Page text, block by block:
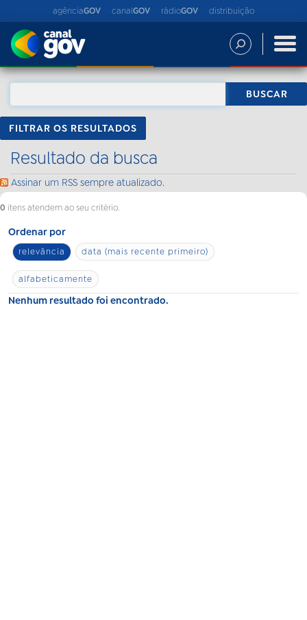
agênciaGOV canalGOV rádioGOV distribuição
FILTRAR OS RESULTADOS
Resultado da busca
Assinar um RSS sempre atualizado.
0 itens atendem ao seu critério.
Ordenar por
relevância data (mais recente primeiro)
alfabeticamente
Nenhum resultado foi encontrado.